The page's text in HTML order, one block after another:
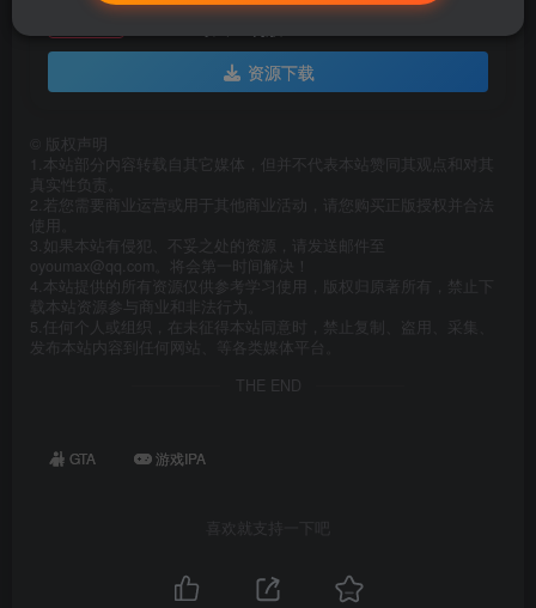
资源下载
版权声明
1.本站部分内容转载自其它媒体，但并不代表本站赞同其观点和对其
真实性负责。
2.若您需要商业运营或用于其他商业活动，请您购买正版授权并合法
使用。
3.如果本站有侵犯、不妥之处的资源，请发送邮件至
oyoumax@qq.com。将会第一时间解决！
4.本站提供的所有资源仅供参考学习使用，版权归原著所有，禁止下
载本站资源参与商业和非法行为。
5.任何个人或组织，在未征得本站同意时，禁止复制、盗用、采集、
发布本站内容到任何网站、等各类媒体平台。
THE END
GTA 游戏IPA
喜欢就支持一下吧